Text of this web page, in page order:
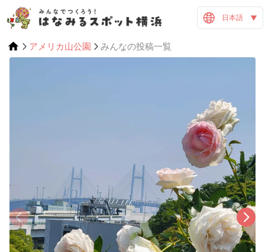
日本語
アメリカ山公園 みんなの投稿一覧